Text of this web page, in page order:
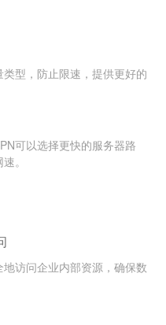
型，防止限速，提供更好的
可以选择更快的服务器路
。
访问企业内部资源，确保数